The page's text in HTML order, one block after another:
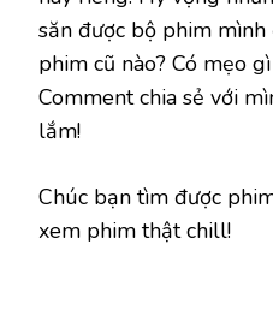
săn được bộ phim
phim cũ nào? Có mẹo
Comment chia sẻ với
lắm!
Chúc bạn tìm được
xem phim thật chill!